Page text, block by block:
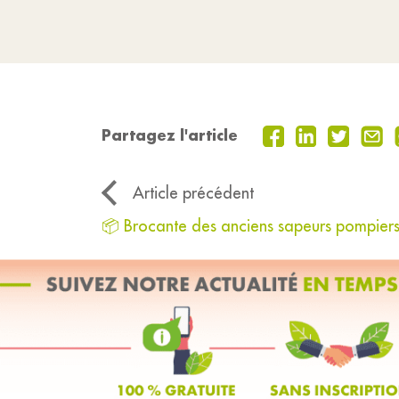
Partagez l'article
Article précédent
📦 Brocante des anciens sapeurs pompiers